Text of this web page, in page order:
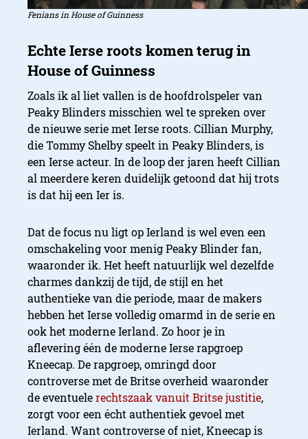
House of Guinness heeft
van Peaky Blinders
Fenians in House of Guinness
Zoals ik al liet vallen is de hoofdrolspeler van
Peaky Blinders misschien wel te spreken over
de nieuwe serie met Ierse roots. Cillian Murphy,
die Tommy Shelby speelt in Peaky Blinders, is
een Ierse acteur. In de loop der jaren heeft Cillian
al meerdere keren duidelijk getoond dat hij trots
is dat hij een Ier is.
Dat de focus nu ligt op Ierland is wel even een
omschakeling voor menig Peaky Blinder fan,
waaronder ik. Het heeft natuurlijk wel dezelfde
charmes dankzij de tijd, de stijl en het
authentieke van die periode, maar de makers
hebben het Ierse volledig omarmd in de serie en
ook het moderne Ierland. Zo hoor je in
aflevering één de moderne Ierse rapgroep
Kneecap. De rapgroep, omringd door
controverse met de Britse overheid waaronder
de eventuelerechtszaak vanuit Britse justitie,
zorgt voor een écht authentiek gevoel met
Ierland. Want controverse of niet, Kneecap is